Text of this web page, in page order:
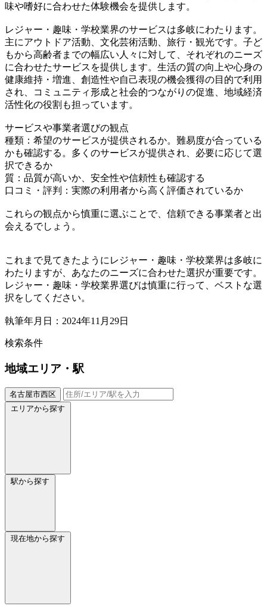
味や嗜好に合わせた体験機会を提供します。
レジャー・趣味・学校業界のサービスは多岐にわたります。
主にアウトドア活動、文化芸術活動、旅行・観光です。子ど
もから高齢者までの幅広い人々に対して、それぞれのニーズ
に合わせたサービスを提供します。生活の質の向上や心身の
健康維持・増進、創造性や自己表現の機会獲得の目的で利用
され、コミュニティ形成と社会的つながりの促進、地域経済
活性化の役割も担っています。
サービスや事業者選びの観点
種類：希望のサービスが提供されるか。難易度が合っている
かも確認する。多くのサービスが提供され、必要に応じて選
択できるか
質：品質が高いか、安全性や信頼性も確認する
口コミ・評判：実際の利用者から高く評価されているか
これらの観点から慎重に選ぶことで、信頼できる事業者と出
会えるでしょう。
これまで見てきたようにレジャー・趣味・学校業界は多岐に
わたりますが、あなたのニーズに合わせた選択が重要です。
レジャー・趣味・学校業界選びは慎重に行って、ベストな選
択をしてください。
執筆年月日：2024年11月29日
検索条件
地域エリア・駅
名古屋市西区
エリアから探す
駅から探す
現在地から探す